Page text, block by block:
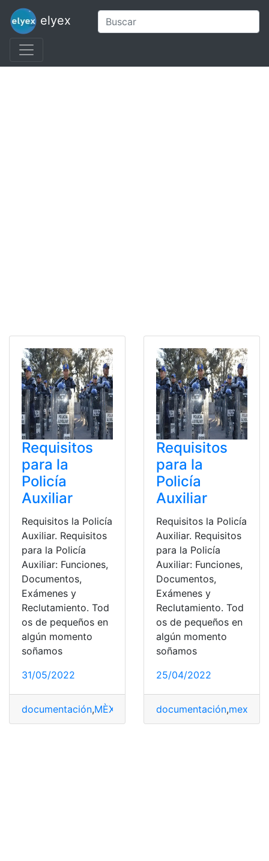
elyex
Requisitos
para la
Policía
Auxiliar
Requisitos la Policía
Auxiliar. Requisitos
para la Policía
Auxiliar: Funciones,
Documentos,
Exámenes y
Reclutamiento. Tod
os de pequeños en
algún momento
soñamos
31/05/2022
documentación,MÈXICO Policía,policía local,Policía
Requisitos
para la
Policía
Auxiliar
Requisitos la Policía
Auxiliar. Requisitos
para la Policía
Auxiliar: Funciones,
Documentos,
Exámenes y
Reclutamiento. Tod
os de pequeños en
algún momento
soñamos
25/04/2022
documentación,mexico